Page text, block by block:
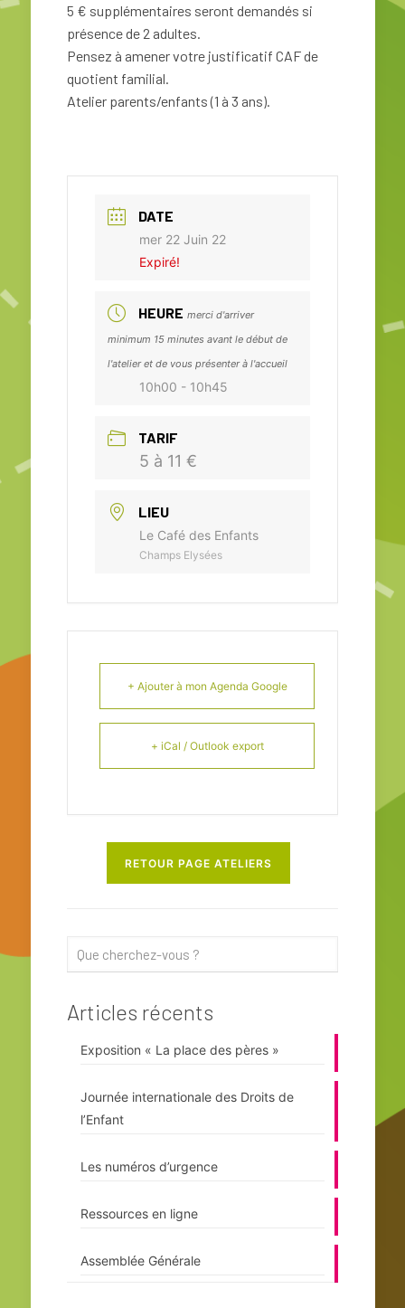
5 € supplémentaires seront demandés si
présence de 2 adultes.
Pensez à amener votre justificatif CAF de
quotient familial.
Atelier parents/enfants (1 à 3 ans).
DATE
mer 22 Juin 22
Expiré!
HEURE merci d'arriver
minimum 15 minutes avant le début de
l'atelier et de vous présenter à l'accueil
10h00 - 10h45
TARIF
5 à 11 €
LIEU
Le Café des Enfants
Champs Elysées
+ Ajouter à mon Agenda Google
+ iCal / Outlook export
RETOUR PAGE ATELIERS
Articles récents
Exposition « La place des pères »
Journée internationale des Droits de
l’Enfant
Les numéros d’urgence
Ressources en ligne
Assemblée Générale